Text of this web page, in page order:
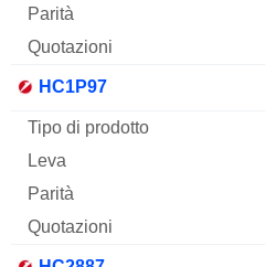
HC1P97